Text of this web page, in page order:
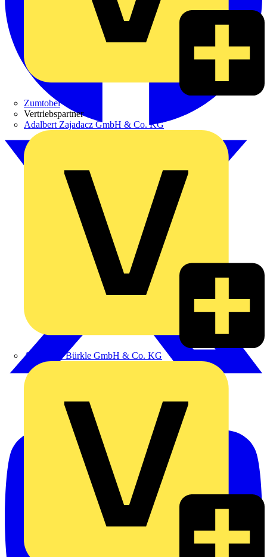
Zumtobel
Vertriebspartner
Adalbert Zajadacz GmbH & Co. KG
Alexander Bürkle GmbH & Co. KG